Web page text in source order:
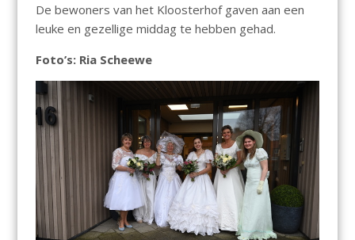
De bewoners van het Kloosterhof gaven aan een
leuke en gezellige middag te hebben gehad.
Foto’s: Ria Scheewe